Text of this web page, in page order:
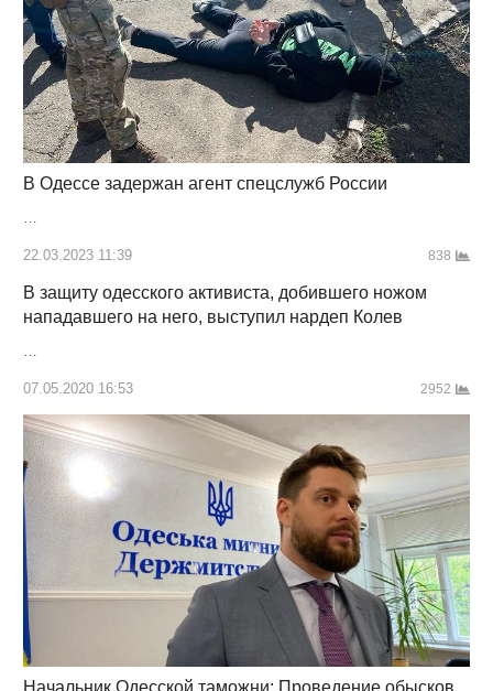
В Одессе задержан агент спецслужб России
…
22.03.2023 11:39 838
В защиту одесского активиста, добившего ножом
нападавшего на него, выступил нардеп Колев
…
07.05.2020 16:53 2952
Начальник Одесской таможни: Проведение обысков